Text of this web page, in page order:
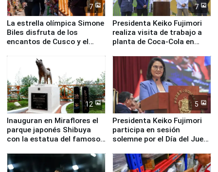
7
La estrella olímpica Simone
Biles disfruta de los
encantos de Cusco y el
7
Presidenta Keiko Fujimori
realiza visita de trabajo a
planta de Coca-Cola en
12
Inauguran en Miraflores el
parque japonés Shibuya
con la estatua del famoso
5
Presidenta Keiko Fujimori
participa en sesión
solemne por el Día del Juez